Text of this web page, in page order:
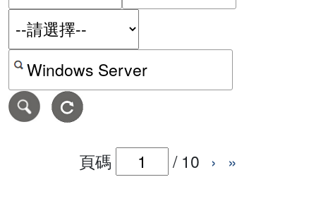
按關鍵字或 CVE ID 搜尋保安警報
頁碼 / 10 › »